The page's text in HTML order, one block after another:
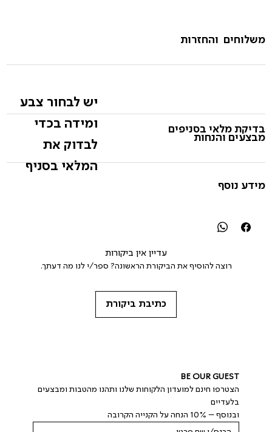
משלוחים והחזרות
יש לבחור צבע
ומידה בכדי
לבדוק את
המלאי בסניף
בדיקת מלאי בסניפים
מבצעים והנחות
מידע נוסף
עדיין אין ביקורות
רוצה להוסיף את הביקורת הראשונה? ספר/י לנו מה דעתך.
כתיבת ביקורת
BE OUR GUEST
הצטרפו חינם למועדון הלקוחות שלנו ותהנו מהטבות ומבצעים
בלעדיים
ובנוסף – 10% הנחה על הקנייה הקרובה